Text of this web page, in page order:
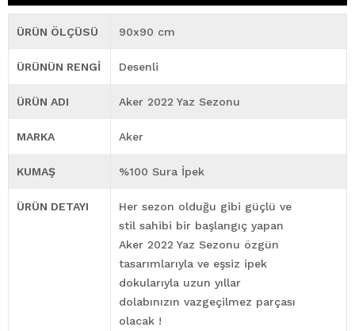
ÜRÜN ÖLÇÜSÜ 90x90 cm
ÜRÜNÜN RENGİ Desenli
ÜRÜN ADI Aker 2022 Yaz Sezonu
MARKA Aker
KUMAŞ %100 Sura İpek
ÜRÜN DETAYI
Her sezon olduğu gibi güçlü ve
stil sahibi bir başlangıç yapan
Aker 2022 Yaz Sezonu özgün
tasarımlarıyla ve eşsiz ipek
dokularıyla uzun yıllar
dolabınızın vazgeçilmez parçası
olacak !